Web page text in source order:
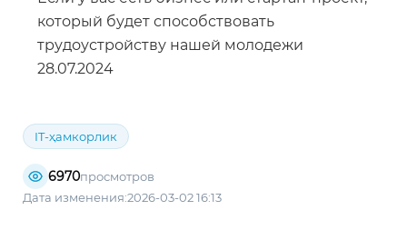
который будет способствовать
трудоустройству нашей молодежи
28.07.2024
IT-ҳамкорлик
6970просмотров
Дата изменения:2026-03-02 16:13